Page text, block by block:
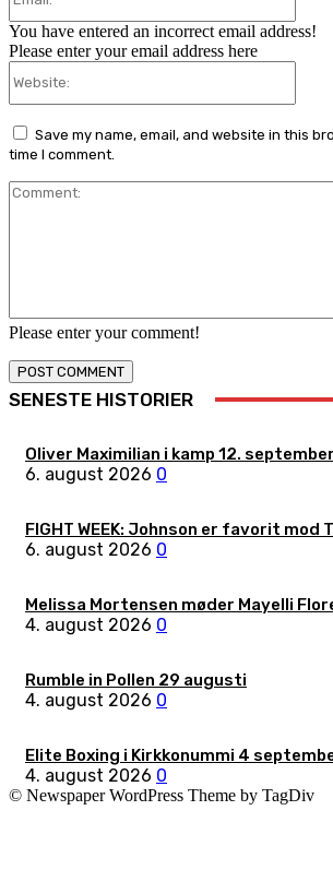
Please enter your comment!
You have entered an incorrect email address!
Please enter your email address here
Save my name, email, and website in this
time I comment.
SENESTE HISTORIER
Oliver Maximilian i kamp 12. september
6. august 2026 0
FIGHT WEEK: Johnson er favorit mod
6. august 2026 0
Melissa Mortensen møder Mayelli
4. august 2026 0
Rumble in Pollen 29 augusti
4. august 2026 0
Elite Boxing i Kirkkonummi 4
4. august 2026 0
© Newspaper WordPress Theme by TagDiv